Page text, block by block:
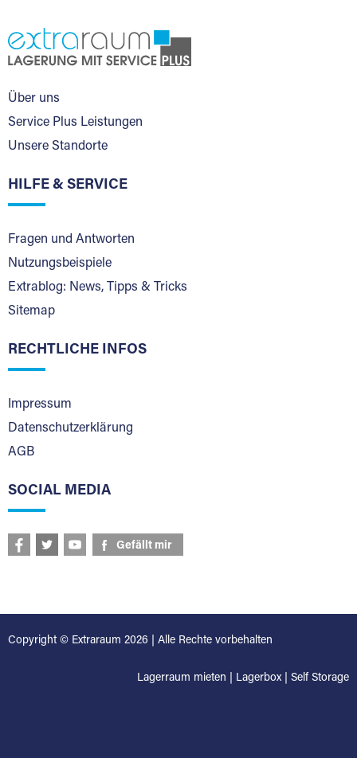
Über uns
Service Plus Leistungen
Unsere Standorte
HILFE & SERVICE
Fragen und Antworten
Nutzungsbeispiele
Extrablog: News, Tipps & Tricks
Sitemap
RECHTLICHE INFOS
Impressum
Datenschutzerklärung
AGB
SOCIAL MEDIA
Gefällt mir
Copyright © Extraraum 2026 | Alle Rechte vorbehalten
Lagerraum mieten Lagerbox Self Storage